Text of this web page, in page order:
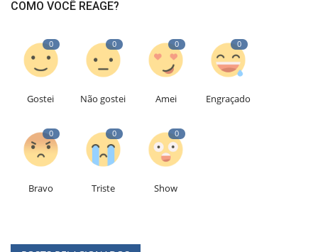
COMO VOCÊ REAGE?
0
Gostei
0
Não gostei
0
Amei
0
Engraçado
0
Bravo
0
Triste
0
Show